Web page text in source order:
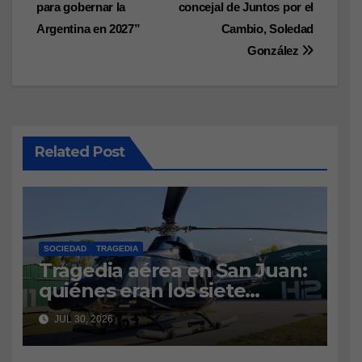
concejal de Juntos por el
Cambio, Soledad
González
para gobernar la
Argentina en 2027”
Related Post
SOCIEDAD TRAGEDIA
Tragedia aérea en San Juan:
quiénes eran los siete
tripulantes fallecidos y qué
es lo último que se sabe
JUL 30, 2026